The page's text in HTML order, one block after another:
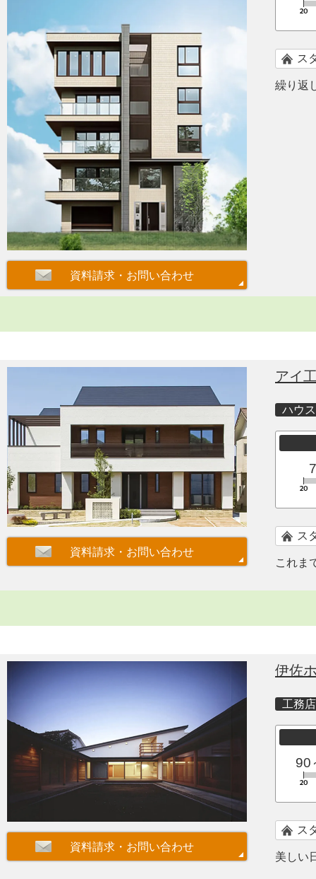
ス
繰り返
アイ
ハウ
ス
これま
伊佐
工務店
90
ス
美しい